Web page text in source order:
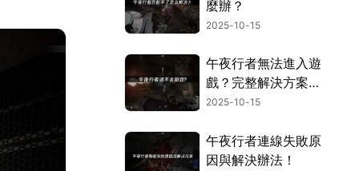
麼辦？
2025-10-15
午夜行者無法進入遊
戲？完整解決方案大
公開！
2025-10-15
午夜行者連線失敗原
因與解決辦法！